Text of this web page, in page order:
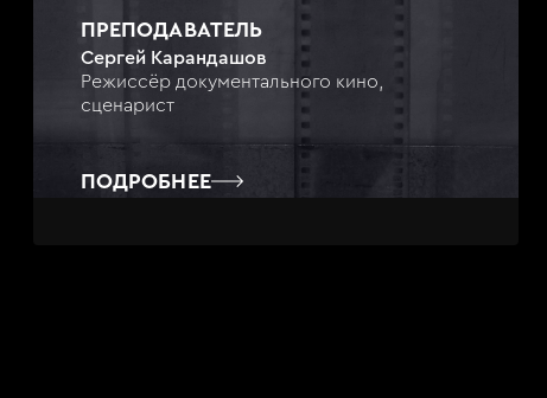
ПРЕПОДАВАТЕЛЬ
Сергей Карандашов
Режиссёр документального кино,
сценарист
ПОДРОБНЕЕ